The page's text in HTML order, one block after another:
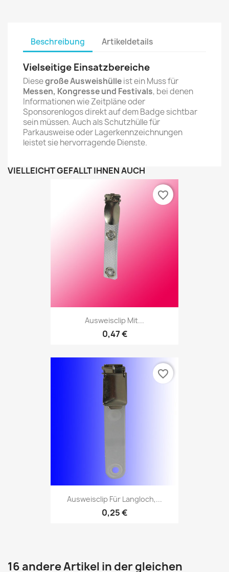
Beschreibung Artikeldetails
Vielseitige Einsatzbereiche
Diesegroße Ausweishülleist ein Muss für
Messen, Kongresse und Festivals, bei denen
Informationen wie Zeitpläne oder
Sponsorenlogos direkt auf dem Badge sichtbar
sein müssen. Auch als Schutzhülle für
Parkausweise oder Lagerkennzeichnungen
leistet sie hervorragende Dienste.
VIELLEICHT GEFÄLLT IHNEN AUCH
Ausweisclip Mit...
0,47 €
favorite_border
Ausweisclip Für Langloch,...
0,25 €
favorite_border
16 andere Artikel in der gleichen